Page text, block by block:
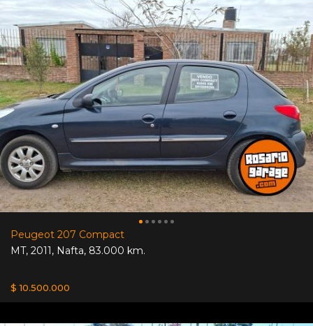
Peugeot 207 Compact
MT, 2011, Nafta, 83.000 km.
$ 10.500.000